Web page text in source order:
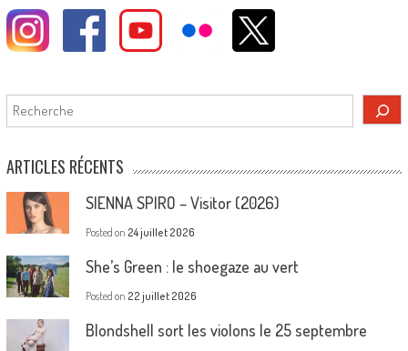
Rechercher
ARTICLES RÉCENTS
SIENNA SPIRO – Visitor (2026)
Posted on 24 juillet 2026
She’s Green : le shoegaze au vert
Posted on 22 juillet 2026
Blondshell sort les violons le 25 septembre